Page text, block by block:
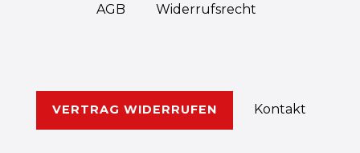
AGB Widerrufs­recht
VERTRAG WIDERRUFEN Kontakt